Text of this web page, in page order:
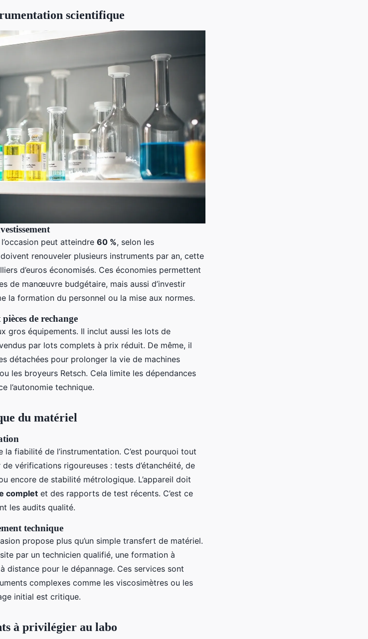
scientifique
peut atteindre 60 %, selon les
renouveler plusieurs instruments par an, cette
d’euros économisés. Ces économies permettent
de manœuvre budgétaire, mais aussi d’investir
la formation du personnel ou la mise aux normes.
de rechange
gros équipements. Il inclut aussi les lots de
par lots complets à prix réduit. De même, il
détachées pour prolonger la vie de machines
les broyeurs Retsch. Cela limite les dépendances
l’autonomie technique.
du matériel
fiabilité de l’instrumentation. C’est pourquoi tout
vérifications rigoureuses : tests d’étanchéité, de
encore de stabilité métrologique. L’appareil doit
complet et des rapports de test récents. C’est ce
les audits qualité.
technique
propose plus qu’un simple transfert de matériel.
par un technicien qualifié, une formation à
distance pour le dépannage. Ces services sont
complexes comme les viscosimètres ou les
initial est critique.
à privilégier au labo